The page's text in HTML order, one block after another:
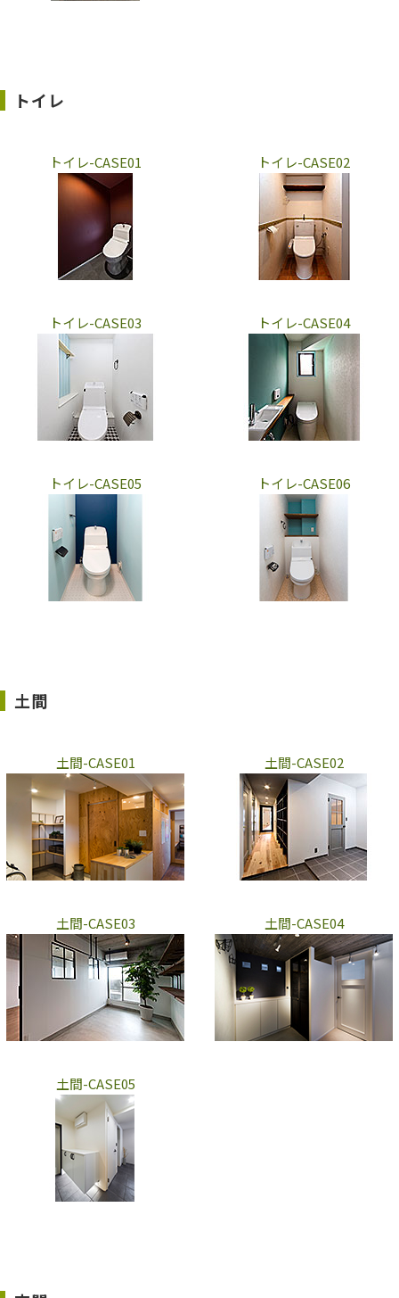
トイレ
トイレ-CASE01 トイレ-CASE02
トイレ-CASE03 トイレ-CASE04
トイレ-CASE05 トイレ-CASE06
土間
土間-CASE01 土間-CASE02
土間-CASE03 土間-CASE04
土間-CASE05